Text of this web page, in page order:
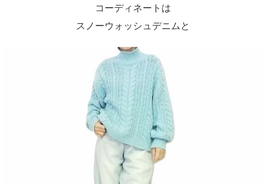
コーディネートは
スノーウォッシュデニムと